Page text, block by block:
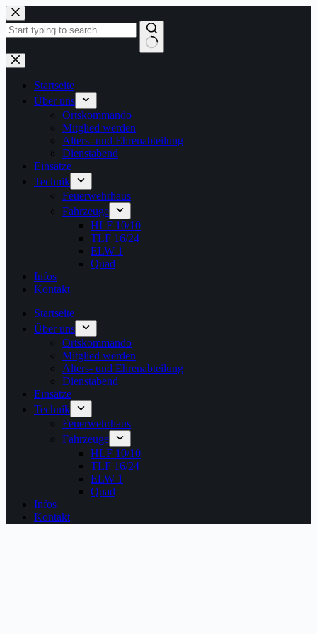
Zum
Inhalt
springen
Keine
Ergebnisse
Startseite
Über uns
Ortskommando
Mitglied werden
Alters- und Ehrenabteilung
Dienstabend
Einsätze
Technik
Feuerwehrhaus
Fahrzeuge
HLF 10/10
TLF 16/24
ELW 1
Quad
Infos
Kontakt
Startseite
Über uns
Ortskommando
Mitglied werden
Alters- und Ehrenabteilung
Dienstabend
Einsätze
Technik
Feuerwehrhaus
Fahrzeuge
HLF 10/10
TLF 16/24
ELW 1
Quad
Infos
Kontakt